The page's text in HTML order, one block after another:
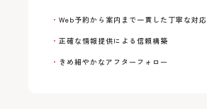
Web予約から案内まで一貫した丁寧な対応
正確な情報提供による信頼構築
きめ細やかなアフターフォロー